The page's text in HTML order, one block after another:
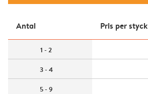
Antal Pris per styck
1 - 2
3 - 4
5 - 9